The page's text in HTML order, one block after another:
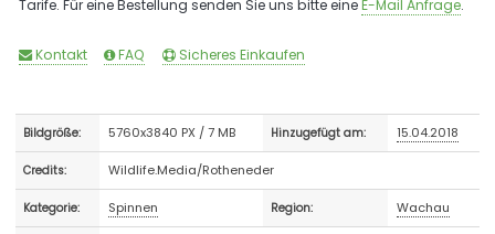
Tarife. Für eine Bestellung senden Sie uns bitte eineE-Mail Anfrage.
Kontakt FAQ Sicheres Einkaufen
Bildgröße: 5760x3840 PX / 7 MB Hinzugefügt am: 15.04.2018
Credits: Wildlife.Media/Rotheneder
Kategorie: Spinnen Region: Wachau